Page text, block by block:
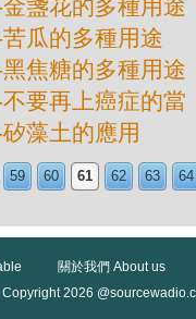
盞花的多種用途
瓜的多種用途
焦糖的多種用途
要再上癌症的當
藻土的應用
59 60 61 62 63 64
關於我們 About us
Copyright 2026